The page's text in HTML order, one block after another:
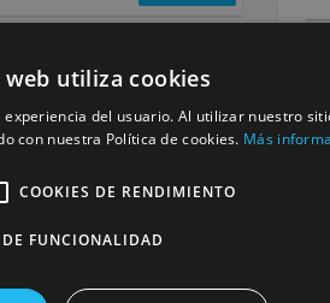
web utiliza cookies
del usuario. Al utilizar nuestro
con nuestra Política de cookies. Más
COOKIES DE RENDIMIENTO
FUNCIONALIDAD